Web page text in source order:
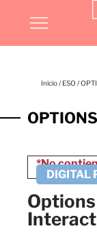
Inicio/ ESO /
OPTIONS